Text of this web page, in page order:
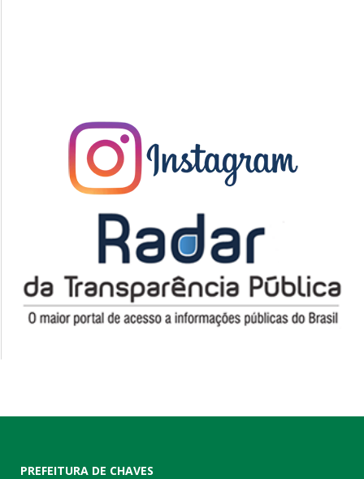
PREFEITURA DE CHAVES